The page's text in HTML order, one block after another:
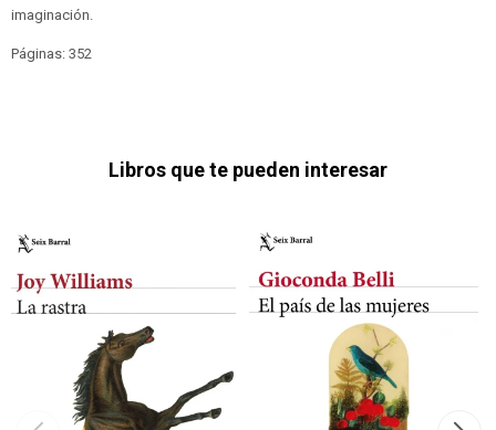
imaginación.
Páginas: 352
Libros que te pueden interesar